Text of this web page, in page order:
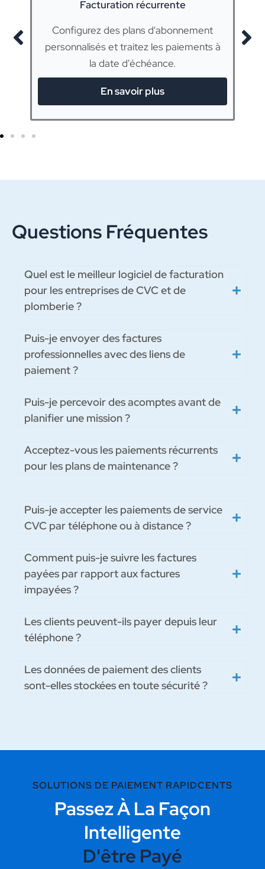
Facturation récurrente
Configurez des plans d'abonnement
personnalisés et traitez les paiements à
la date d'échéance.
En savoir plus
Questions Fréquentes
Quel est le meilleur logiciel de facturation
pour les entreprises de CVC et de
plomberie ?
Puis-je envoyer des factures
professionnelles avec des liens de
paiement ?
Puis-je percevoir des acomptes avant de
planifier une mission ?
Acceptez-vous les paiements récurrents
pour les plans de maintenance ?
Puis-je accepter les paiements de service
CVC par téléphone ou à distance ?
Comment puis-je suivre les factures
payées par rapport aux factures
impayées ?
Les clients peuvent-ils payer depuis leur
téléphone ?
Les données de paiement des clients
sont-elles stockées en toute sécurité ?
SOLUTIONS DE PAIEMENT RAPIDCENTS
Passez À La Façon
Intelligente
D'être Payé